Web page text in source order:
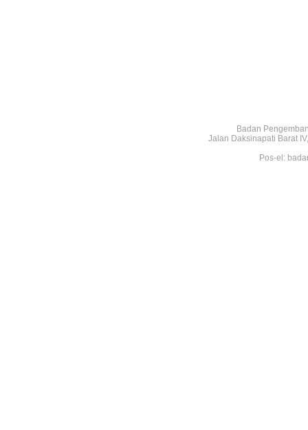
Badan
Jalan Daksinapati Barat
Pos-el: